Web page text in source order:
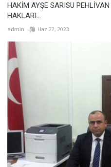
HAKİM AYŞE SARISU
HAKLARI...
admin Haz 22, 2023